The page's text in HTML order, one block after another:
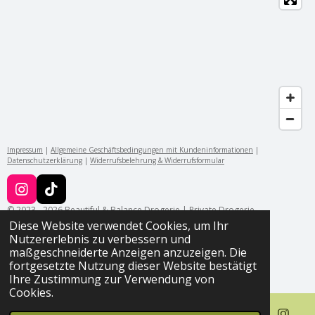
Diese Website verwendet Cookies, um Ihr
Nutzererlebnis zu verbessern und
maßgeschneiderte Anzeigen anzuzeigen. Die
fortgesetzte Nutzung dieser Website bestätigt
Ihre Zustimmung zur Verwendung von
Cookies.
Impressum | Allgemeine Geschäftsbedingungen mit Kundeninformationen |
Datenschutzerklärung | Widerrufsbelehrung & Widerrufsformular
I
n
s
t
a
g
r
a
m
T
i
k
T
o
k
© 2023 - 2026 Beautiful & Balance Drogerie | Private Drogerie
Braunschweig